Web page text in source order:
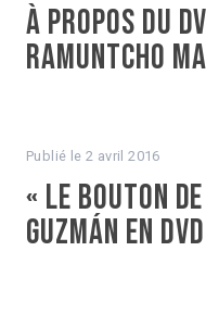
À propos du
Ramuntcho
Publié le2 avril 2016
« Le Bouton
Guzmán en DVD